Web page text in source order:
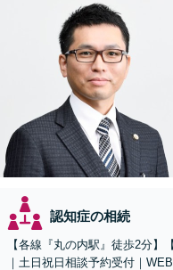
認知症の相続
【各線『丸の内駅』徒歩2分
｜土日祝日相談予約受付｜